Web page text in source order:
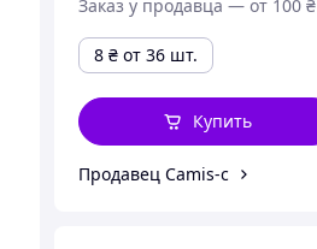
Заказ у продавца — от 100 ₴
8 ₴ от 36 шт.
Купить
Продавец Camis-c